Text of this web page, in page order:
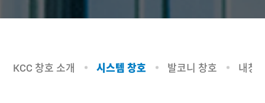
KCC 창호 소개 시스템 창호 발코니 창호 내창